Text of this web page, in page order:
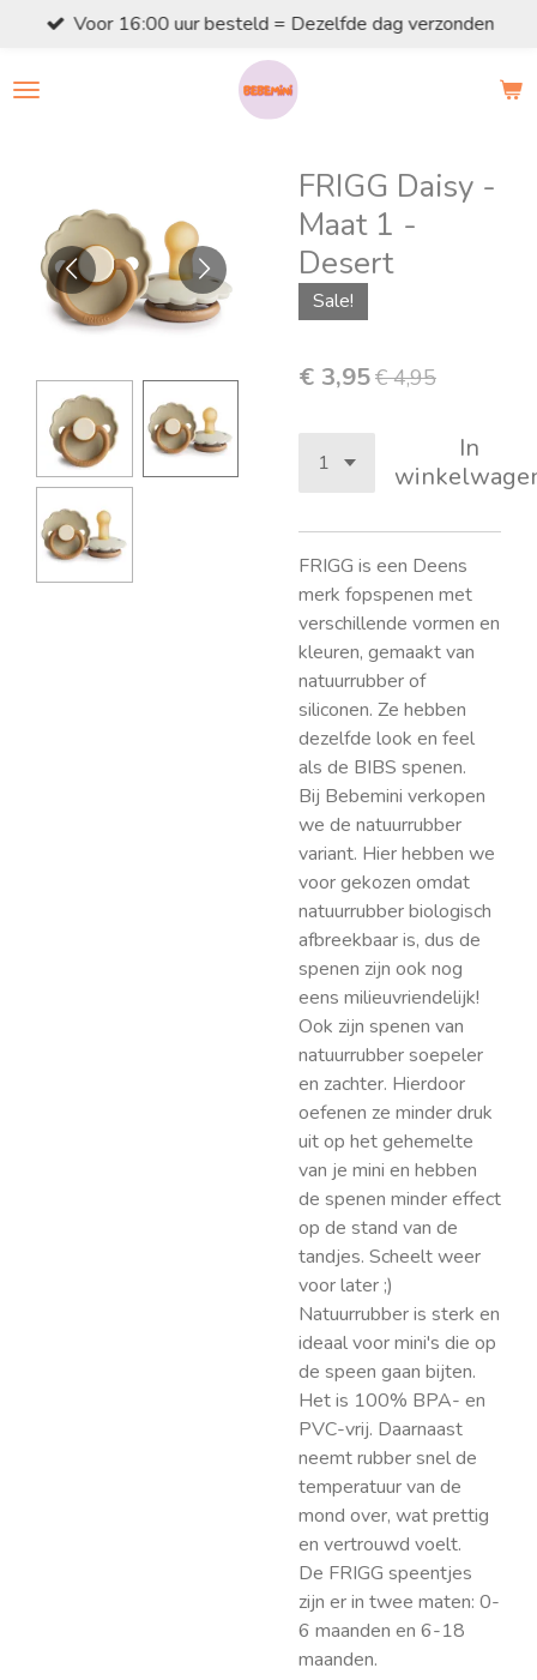
naar
Voor 16:00 uur besteld = Dezelfde dag verzonden
FRIGG Daisy -
Maat 1 -
Desert
Sale!
€ 3,95€ 4,95
In
FRIGG is een Deens
merk fopspenen met
verschillende vormen en
kleuren, gemaakt van
natuurrubber of
siliconen. Ze hebben
dezelfde look en feel
als de BIBS spenen.
Bij Bebemini verkopen
we de natuurrubber
variant. Hier hebben we
voor gekozen omdat
natuurrubber biologisch
afbreekbaar is, dus de
spenen zijn ook nog
eens milieuvriendelijk!
Ook zijn spenen van
natuurrubber soepeler
en zachter. Hierdoor
oefenen ze minder druk
uit op het gehemelte
van je mini en hebben
de spenen minder effect
op de stand van de
tandjes. Scheelt weer
voor later ;)
Natuurrubber is sterk en
ideaal voor mini's die op
de speen gaan bijten.
Het is 100% BPA- en
PVC-vrij. Daarnaast
neemt rubber snel de
temperatuur van de
mond over, wat prettig
en vertrouwd voelt.
De FRIGG speentjes
zijn er in twee maten: 0-
6 maanden en 6-18
maanden.